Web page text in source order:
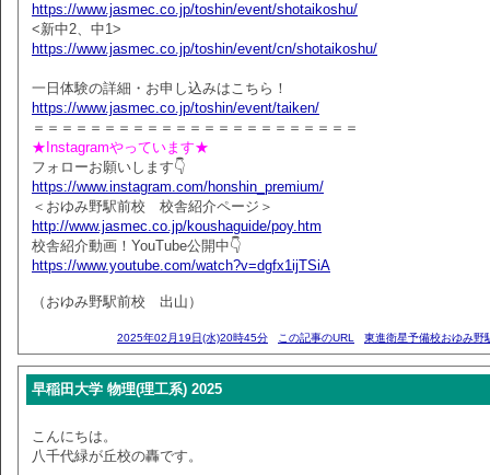
https://www.jasmec.co.jp/toshin/event/shotaikoshu/
<新中2、中1>
https://www.jasmec.co.jp/toshin/event/cn/shotaikoshu/
一日体験の詳細・お申し込みはこちら！
https://www.jasmec.co.jp/toshin/event/taiken/
＝＝＝＝＝＝＝＝＝＝＝＝＝＝＝＝＝＝＝＝＝＝＝
★Instagramやっています★
フォローお願いします👇
https://www.instagram.com/honshin_premium/
＜おゆみ野駅前校 校舎紹介ページ＞
http://www.jasmec.co.jp/koushaguide/poy.htm
校舎紹介動画！YouTube公開中👇
https://www.youtube.com/watch?v=dgfx1ijTSiA
（おゆみ野駅前校 出山）
2025年02月19日(水)20時45分 この記事のURL 東進衛星予備校おゆみ野
早稲田大学 物理(理工系) 2025
こんにちは。
八千代緑が丘校の轟です。